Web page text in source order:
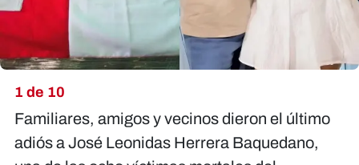
1 de 10
Familiares, amigos y vecinos dieron el último
adiós a José Leonidas Herrera Baquedano,